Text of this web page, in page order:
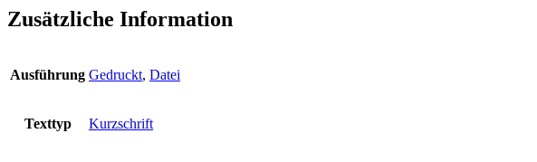
Zusätzliche Information
Ausführung Gedruckt, Datei
Texttyp Kurzschrift